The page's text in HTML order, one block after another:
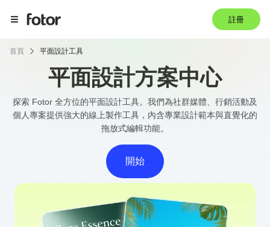
註冊
首頁 平面設計工具
平面設計方案中心
探索 Fotor 全方位的平面設計工具。我們為社群媒體、行銷活動及
個人專案提供強大的線上製作工具，內含專業設計範本與直覺化的
拖放式編輯功能。
開始